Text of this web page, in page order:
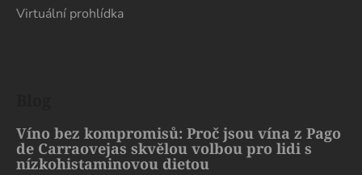
Virtuální prohlídka
Víno bez kompromisů: Proč jsou vína z Pago
de Carraovejas skvělou volbou pro lidi s
nízkohistaminovou dietou